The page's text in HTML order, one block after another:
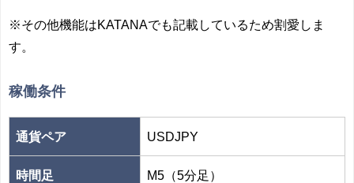
※その他機能はKATANAでも記載しているため割愛しま
す。
稼働条件
通貨ペア USDJPY
時間足 M5（5分足）